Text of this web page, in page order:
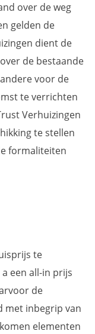
over de weg
gelden de
dient de
de bestaande
voor de
te verrichten
Verhuizingen
te stellen
formaliteiten
te
een all-in prijs
de
met inbegrip van
elementen